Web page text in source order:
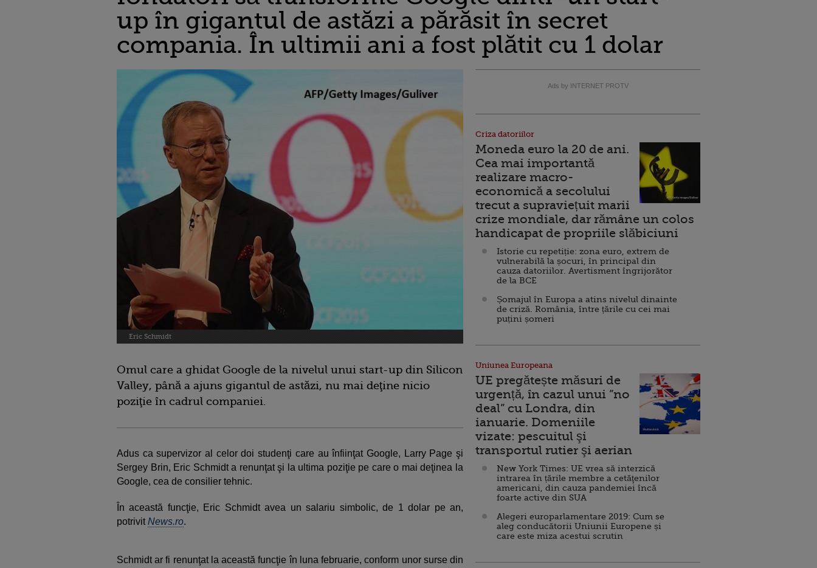
up în gigantul de astăzi a părăsit în secret
compania. În ultimii ani a fost plătit cu 1 dolar
Eric Schmidt
Omul care a ghidat Google de la nivelul unui start-up din Silicon
Valley, până a ajuns gigantul de astăzi, nu mai deţine nicio
poziţie în cadrul companiei.
Adus ca supervizor al celor doi studenţi care au înfiinţat Google, Larry Page şi
Sergey Brin, Eric Schmidt a renunţat şi la ultima poziţie pe care o mai deţinea la
Google, cea de consilier tehnic.
În această funcţie, Eric Schmidt avea un salariu simbolic, de 1 dolar pe an,
potrivitNews.ro.
Schmidt ar fi renunţat la această funcţie în luna februarie, conform unor surse din
Ads by INTERNET PROTV
Criza datoriilor
Moneda euro la 20 de ani.
Cea mai importantă
realizare macro-
economică a secolului
trecut a supraviețuit marii
crize mondiale, dar rămâne un colos
handicapat de propriile slăbiciuni
Istorie cu repetiție: zona euro, extrem de
vulnerabilă la șocuri, în principal din
cauza datoriilor. Avertisment îngrijorător
de la BCE
Șomajul în Europa a atins nivelul dinainte
de criză. România, între țările cu cei mai
puțini șomeri
Uniunea Europeana
UE pregătește măsuri de
urgență, în cazul unui ”no
deal” cu Londra, din
ianuarie. Domeniile
vizate: pescuitul şi
transportul rutier şi aerian
New York Times: UE vrea să interzică
intrarea în țările membre a cetăţenilor
americani, din cauza pandemiei încă
foarte active din SUA
Alegeri europarlamentare 2019: Cum se
aleg conducătorii Uniunii Europene și
care este miza acestui scrutin